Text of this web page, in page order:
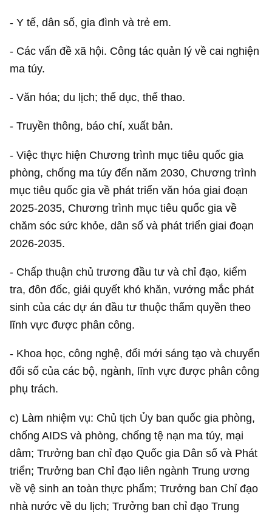
- Y tế, dân số, gia đình và trẻ em.
- Các vấn đề xã hội. Công tác quản lý về cai nghiện
ma túy.
- Văn hóa; du lịch; thể dục, thể thao.
- Truyền thông, báo chí, xuất bản.
- Việc thực hiện Chương trình mục tiêu quốc gia
phòng, chống ma túy đến năm 2030, Chương trình
mục tiêu quốc gia về phát triển văn hóa giai đoạn
2025-2035, Chương trình mục tiêu quốc gia về
chăm sóc sức khỏe, dân số và phát triển giai đoạn
2026-2035.
- Chấp thuận chủ trương đầu tư và chỉ đạo, kiểm
tra, đôn đốc, giải quyết khó khăn, vướng mắc phát
sinh của các dự án đầu tư thuộc thẩm quyền theo
lĩnh vực được phân công.
- Khoa học, công nghệ, đổi mới sáng tạo và chuyển
đổi số của các bộ, ngành, lĩnh vực được phân công
phụ trách.
c) Làm nhiệm vụ: Chủ tịch Ủy ban quốc gia phòng,
chống AIDS và phòng, chống tệ nạn ma túy, mại
dâm; Trưởng ban chỉ đạo Quốc gia Dân số và Phát
triển; Trưởng ban Chỉ đạo liên ngành Trung ương
về vệ sinh an toàn thực phẩm; Trưởng ban Chỉ đạo
nhà nước về du lịch; Trưởng ban chỉ đạo Trung